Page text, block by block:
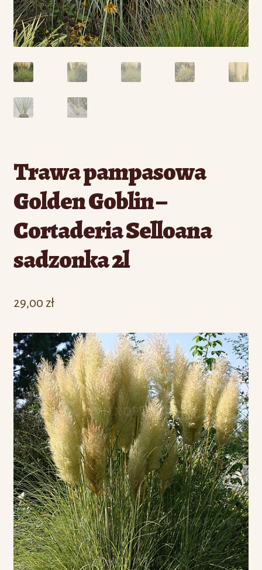
Trawa pampasowa
Golden Goblin –
Cortaderia Selloana
sadzonka 2l
29,00 zł